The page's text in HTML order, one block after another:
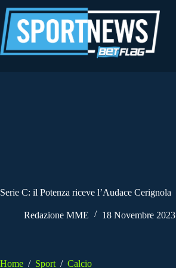
al
contenuto
Serie C: il Potenza riceve l’Audace Cerignola
Redazione MME 18 Novembre 2023
Home / Sport / Calcio